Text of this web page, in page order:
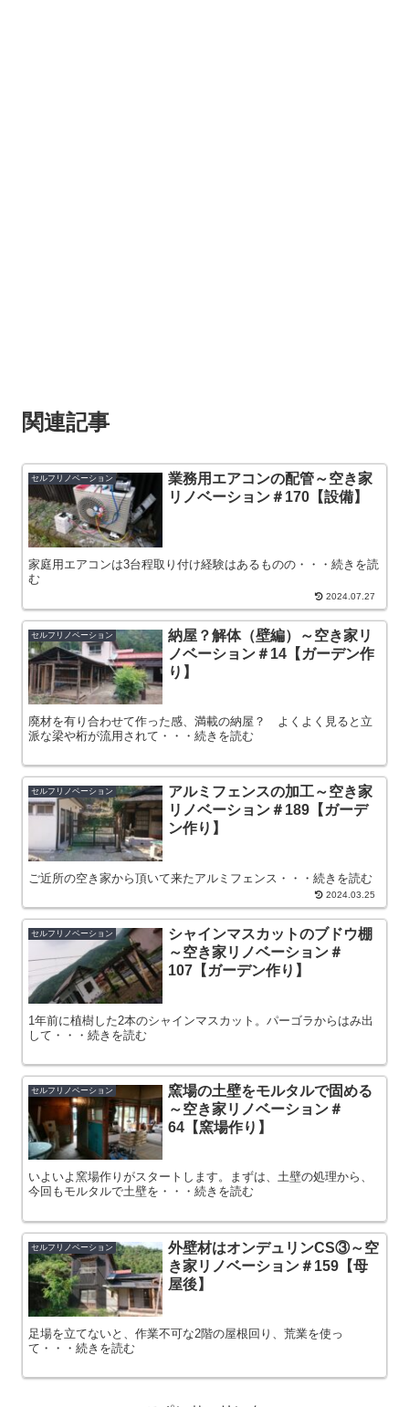
関連記事
セルフリノベーション
業務用エアコンの配管～空き家
リノベーション＃170【設備】
家庭用エアコンは3台程取り付け経験はあるものの・・・続きを読
む
2024.07.27
セルフリノベーション
納屋？解体（壁編）～空き家リ
ノベーション＃14【ガーデン作
り】
廃材を有り合わせて作った感、満載の納屋？ よくよく見ると立
派な梁や桁が流用されて・・・続きを読む
セルフリノベーション
アルミフェンスの加工～空き家
リノベーション＃189【ガーデ
ン作り】
ご近所の空き家から頂いて来たアルミフェンス・・・続きを読む
2024.03.25
セルフリノベーション
シャインマスカットのブドウ棚
～空き家リノベーション＃
107【ガーデン作り】
1年前に植樹した2本のシャインマスカット。パーゴラからはみ出
して・・・続きを読む
セルフリノベーション
窯場の土壁をモルタルで固める
～空き家リノベーション＃
64【窯場作り】
いよいよ窯場作りがスタートします。まずは、土壁の処理から、
今回もモルタルで土壁を・・・続きを読む
セルフリノベーション
外壁材はオンデュリンCS③～空
き家リノベーション＃159【母
屋後】
足場を立てないと、作業不可な2階の屋根回り、荒業を使っ
て・・・続きを読む